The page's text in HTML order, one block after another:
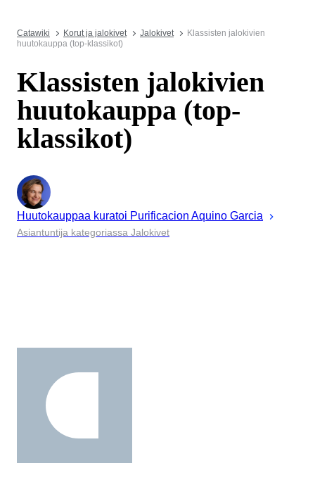
Catawiki Korut ja jalokivet Jalokivet
Klassisten jalokivien
huutokauppa (top-klassikot)
Klassisten jalokivien
huutokauppa (top-
klassikot)
Huutokauppaa kuratoi Purificacion Aquino Garcia
Asiantuntija kategoriassa Jalokivet